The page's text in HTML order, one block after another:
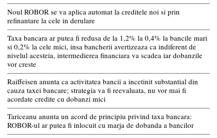
Noul ROBOR se va aplica automat la creditele noi si prin
refinantare la cele in derulare
Taxa bancara ar putea fi redusa de la 1,2% la 0,4% la bancile mari
si 0,2% la cele mici, insa bancherii avertizeaza ca indiferent de
nivelul acesteia, intermedierea financiara va scadea iar dobanzile
vor creste
Raiffeisen anunta ca activitatea bancii a incetinit substantial din
cauza taxei bancare; strategia va fi reevaluata, nu vor mai fi
acordate credite cu dobanzi mici
Tariceanu anunta un acord de principiu privind taxa bancara:
ROBOR-ul ar putea fi inlocuit cu marja de dobanda a bancilor